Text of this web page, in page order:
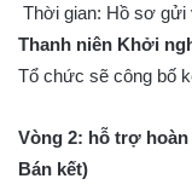
Thời gian: Hồ sơ gửi
Thanh niên Khởi
Tổ chức sẽ công bố
Vòng 2: hỗ trợ
Bán kết)